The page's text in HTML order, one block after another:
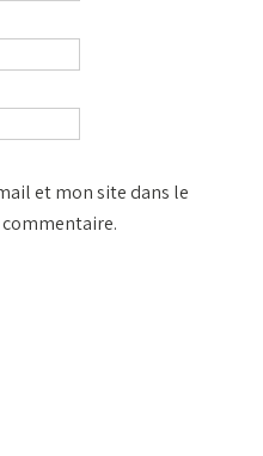
et mon site dans le